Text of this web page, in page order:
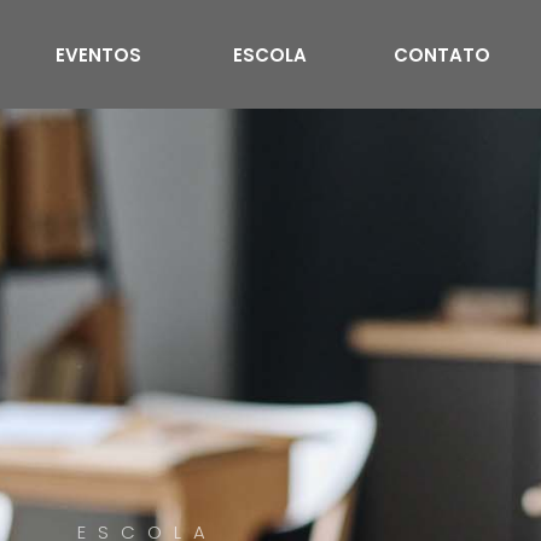
EVENTOS ESCOLA CONTATO
ESCOLA